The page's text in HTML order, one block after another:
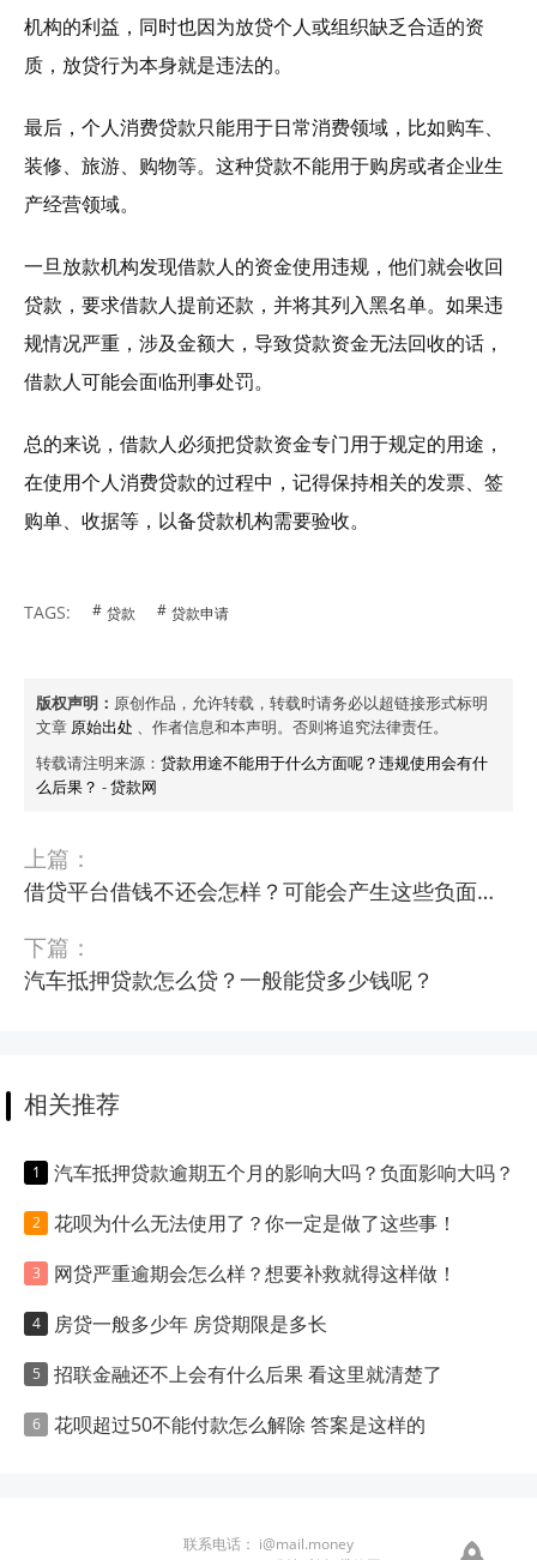
机构的利益，同时也因为放贷个人或组织缺乏合适的资
质，放贷行为本身就是违法的。
最后，个人消费贷款只能用于日常消费领域，比如购车、
装修、旅游、购物等。这种贷款不能用于购房或者企业生
产经营领域。
一旦放款机构发现借款人的资金使用违规，他们就会收回
贷款，要求借款人提前还款，并将其列入黑名单。如果违
规情况严重，涉及金额大，导致贷款资金无法回收的话，
借款人可能会面临刑事处罚。
总的来说，借款人必须把贷款资金专门用于规定的用途，
在使用个人消费贷款的过程中，记得保持相关的发票、签
购单、收据等，以备贷款机构需要验收。
TAGS: 贷款 贷款申请
版权声明： 原创作品，允许转载，转载时请务必以超链接形式标明
文章 原始出处 、作者信息和本声明。否则将追究法律责任。
转载请注明来源： 贷款用途不能用于什么方面呢？违规使用会有什
么后果？ -贷款网
上篇：
借贷平台借钱不还会怎样？可能会产生这些负面影响！
下篇：
汽车抵押贷款怎么贷？一般能贷多少钱呢？
相关推荐
汽车抵押贷款逾期五个月的影响大吗？负面影响大吗？
花呗为什么无法使用了？你一定是做了这些事！
网贷严重逾期会怎么样？想要补救就得这样做！
房贷一般多少年 房贷期限是多长
招联金融还不上会有什么后果 看这里就清楚了
花呗超过50不能付款怎么解除 答案是这样的
联系电话： i@mail.money